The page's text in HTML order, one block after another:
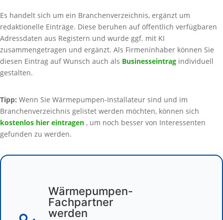
Es handelt sich um ein Branchenverzeichnis, ergänzt um
redaktionelle Einträge. Diese beruhen auf öffentlich verfügbaren
Adressdaten aus Registern und wurde ggf. mit KI
zusammengetragen und ergänzt. Als Firmeninhaber können Sie
diesen Eintrag auf Wunsch auch als Businesseintrag individuell
gestalten.
Tipp: Wenn Sie Wärmepumpen-Installateur sind und im
Branchenverzeichnis gelistet werden möchten, können sich
kostenlos hier eintragen , um noch besser von Interessenten
gefunden zu werden.
Wärmepumpen-
Fachpartner
werden